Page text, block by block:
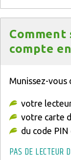
Comment
compte
Munissez-vous
votre
votre carte
du code
PAS DE LECTEUR